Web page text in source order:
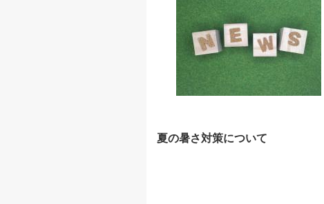
夏の暑さ対策について